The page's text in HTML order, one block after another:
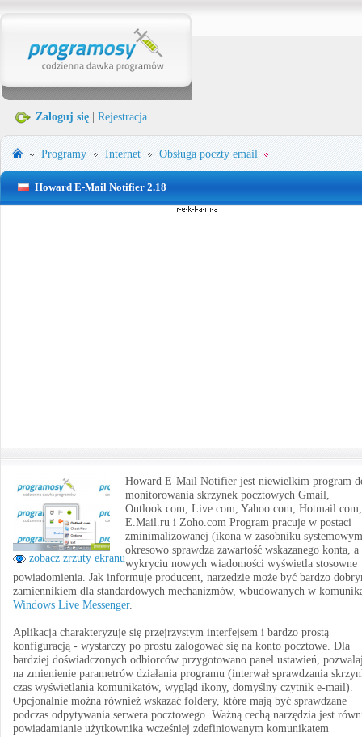
Zaloguj się Rejestracja
Programy Internet Obsługa poczty email
Howard E-Mail Notifier 2.18
zobacz zrzuty ekranu
Howard E-Mail Notifier jest niewielkim program
monitorowania skrzynek pocztowych Gmail,
Outlook.com, Live.com, Yahoo.com, Hotmail.com,
E.Mail.ru i Zoho.com Program pracuje w postaci
zminimalizowanej (ikona w zasobniku
okresowo sprawdza zawartość wskazanego konta, a
wykryciu nowych wiadomości wyświetla stosowne
powiadomienia. Jak informuje producent, narzędzie może być bardzo
zamiennikiem dla standardowych mechanizmów, wbudowanych w
Windows Live Messenger.
Aplikacja charakteryzuje się przejrzystym interfejsem i bardzo prostą
konfiguracją - wystarczy po prostu zalogować się na konto pocztowe. Dla
bardziej doświadczonych odbiorców przygotowano panel ustawień,
na zmienienie parametrów działania programu (interwał sprawdzania
czas wyświetlania komunikatów, wygląd ikony, domyślny czytnik e-mail).
Opcjonalnie można również wskazać foldery, które mają być sprawdzane
podczas odpytywania serwera pocztowego. Ważną cechą narzędzia jest
powiadamianie użytkownika wcześniej zdefiniowanym komunikatem